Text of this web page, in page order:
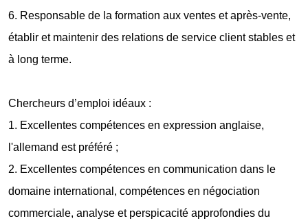
6. Responsable de la formation aux ventes et après-vente,
établir et maintenir des relations de service client stables et
à long terme.
Chercheurs d’emploi idéaux :
1. Excellentes compétences en expression anglaise,
l'allemand est préféré ;
2. Excellentes compétences en communication dans le
domaine international, compétences en négociation
commerciale, analyse et perspicacité approfondies du